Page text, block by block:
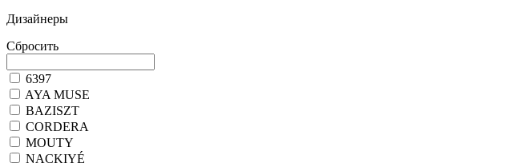
Дизайнеры
Сбросить
6397
AYA MUSE
BAZISZT
CORDERA
MOUTY
NACKIYÉ